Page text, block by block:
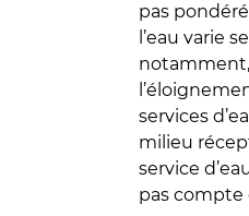
pas
l’eau varie
services
milieu
service
pas compte